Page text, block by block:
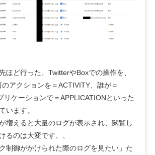
ほど行った、TwitterやBoxでの操作を、
アクションを＝ACTIVITY、誰が＝
リケーションで＝APPLICATIONといった
います。
増えると大量のログが表示され、閲覧し
るのは大変です、、
制御がかけられた際のログを見たい」た